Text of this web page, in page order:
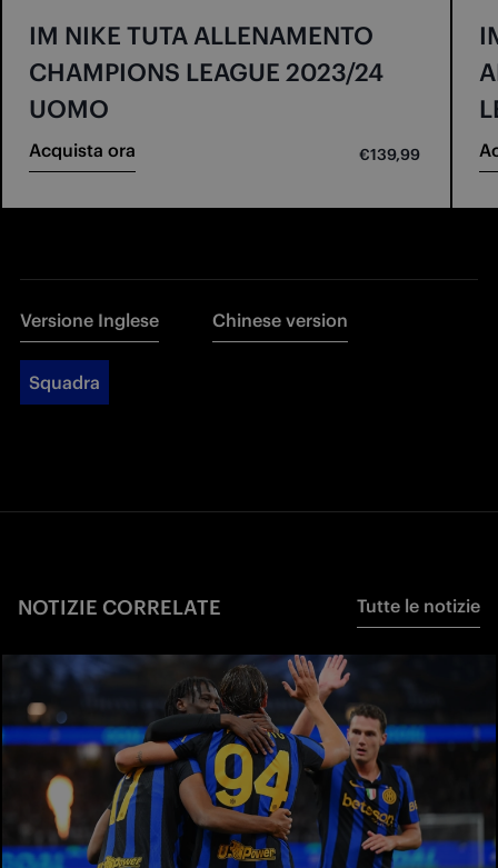
IM NIKE TUTA ALLENAMENTO
CHAMPIONS LEAGUE 2023/24
UOMO
Acquista ora €139,99
Versione Inglese Chinese version
Squadra
NOTIZIE CORRELATE Tutte le notizie